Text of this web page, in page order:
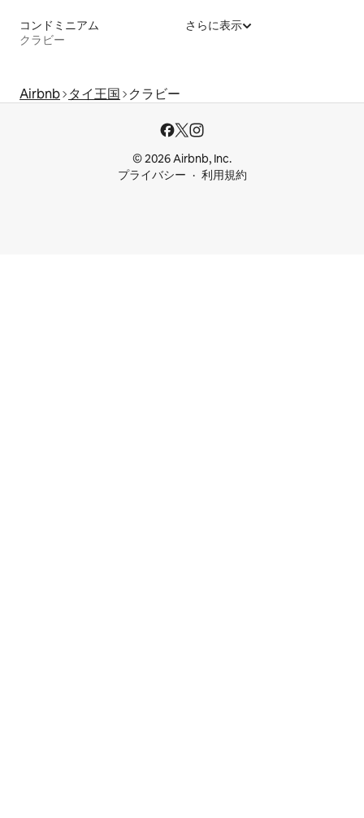
コンドミニアム
クラビー
さらに表示
Airbnb タイ王国 クラビー
© 2026 Airbnb, Inc.
プライバシー
利用規約